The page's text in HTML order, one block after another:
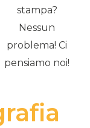
stampa?
Nessun
problema! Ci
pensiamo noi!